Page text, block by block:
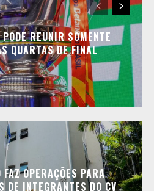
REUNIR SOMENTE
QUARTAS DE FINAL
OPERAÇÕES PARA
DE INTEGRANTES DO CV